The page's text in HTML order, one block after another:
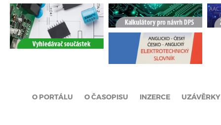
O PORTÁLU O ČASOPISU INZERCE UZÁVĚRKY